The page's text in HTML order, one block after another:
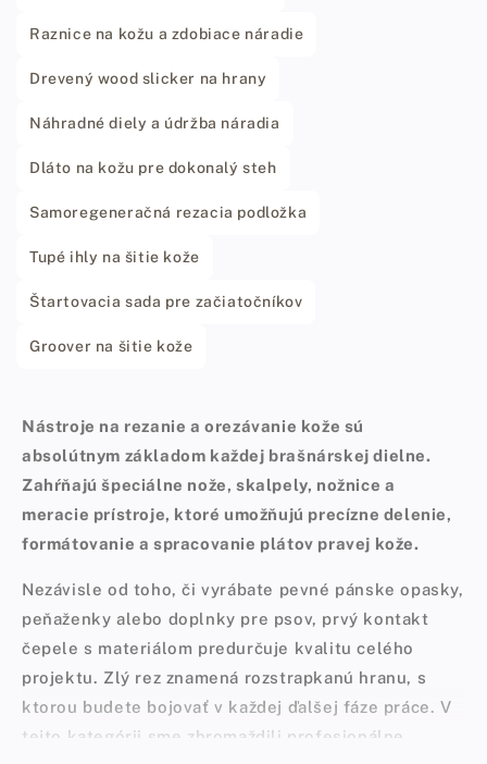
Raznice na kožu a zdobiace náradie
Drevený wood slicker na hrany
Náhradné diely a údržba náradia
Dláto na kožu pre dokonalý steh
Samoregeneračná rezacia podložka
Tupé ihly na šitie kože
Štartovacia sada pre začiatočníkov
Groover na šitie kože
Nástroje na rezanie a orezávanie kože sú
absolútnym základom každej brašnárskej dielne.
Zahŕňajú špeciálne nože, skalpely, nožnice a
meracie prístroje, ktoré umožňujú precízne delenie,
formátovanie a spracovanie plátov pravej kože.
Nezávisle od toho, či vyrábate pevné pánske opasky,
peňaženky alebo doplnky pre psov, prvý kontakt
čepele s materiálom predurčuje kvalitu celého
projektu. Zlý rez znamená rozstrapkanú hranu, s
ktorou budete bojovať v každej ďalšej fáze práce. V
tejto kategórii sme zhromaždili profesionálne